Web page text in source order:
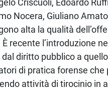
Criscuoli, Edoardo
Nocera, Giuliano
alta la qualità
recente l’introduzione
diritto pubblico a
di pratica forense
attività di tirocinio in